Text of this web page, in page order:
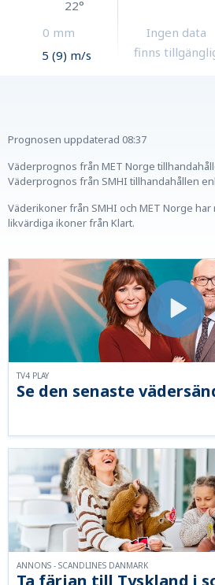
22°
0 mm
5 (9) m/s
Ingen data
finns
Prognosen uppdaterad 08:37
Väderprognos från MET Norge
Väderprognos från SMHI tillhandahållen
Väderikoner från SMHI och MET Norge har
likvärdiga ikoner från Klart.
Se den senaste
TV4 PLAY
ANNONS - SCANDLINES DANMARK